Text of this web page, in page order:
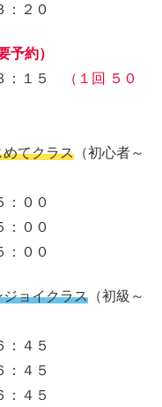
：２０
予約）
：１５
（１回 ５０
めてクラス （初心者～
：００
：００
：００
ジョイクラス （初級～
４５
：４５
：４５